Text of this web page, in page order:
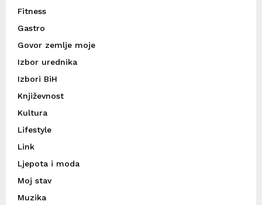
Fitness
Gastro
Govor zemlje moje
Izbor urednika
Izbori BiH
Književnost
Kultura
Lifestyle
Link
Ljepota i moda
Moj stav
Muzika